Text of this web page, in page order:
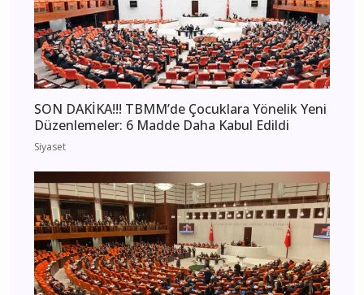
SON DAKİKA!!! TBMM’de Çocuklara Yönelik Yeni
Düzenlemeler: 6 Madde Daha Kabul Edildi
Siyaset